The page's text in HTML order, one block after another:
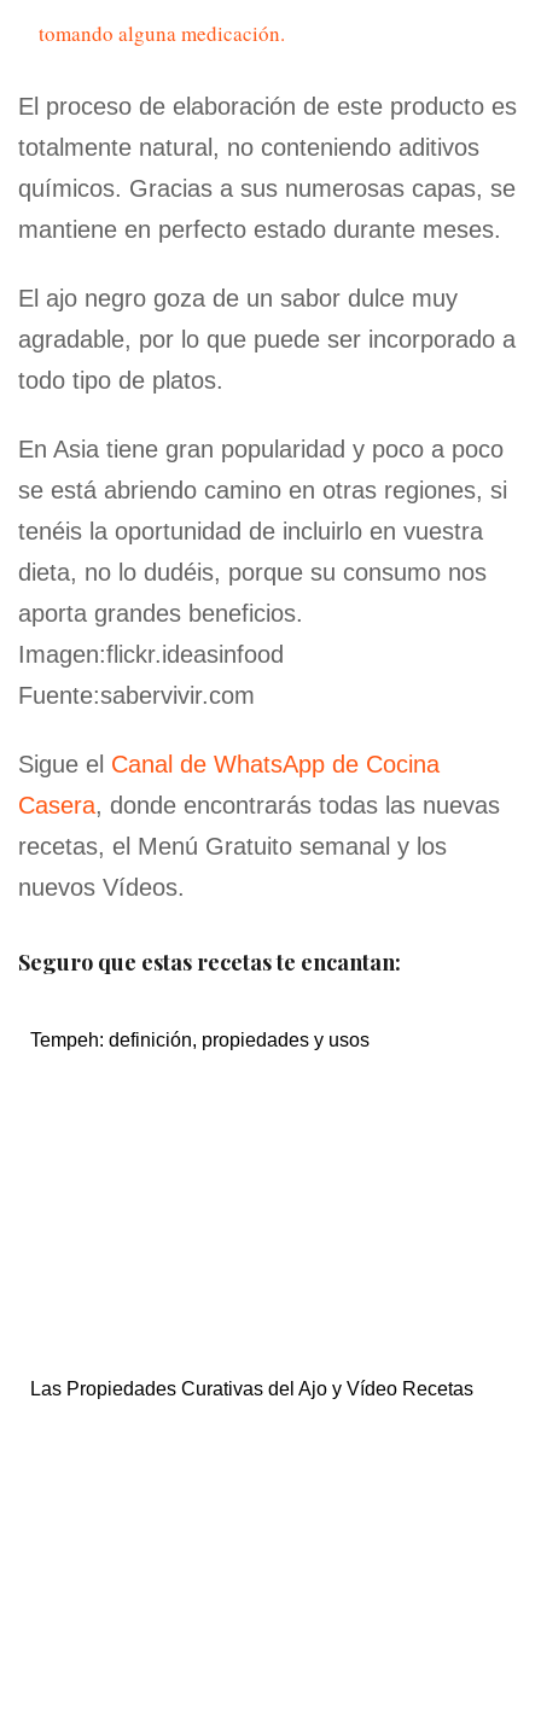
tomando alguna medicación.
El proceso de elaboración de este producto es
totalmente natural, no conteniendo aditivos
químicos. Gracias a sus numerosas capas, se
mantiene en perfecto estado durante meses.
El ajo negro goza de un sabor dulce muy
agradable, por lo que puede ser incorporado a
todo tipo de platos.
En Asia tiene gran popularidad y poco a poco
se está abriendo camino en otras regiones, si
tenéis la oportunidad de incluirlo en vuestra
dieta, no lo dudéis, porque su consumo nos
aporta grandes beneficios.
Imagen:flickr.ideasinfood
Fuente:sabervivir.com
Sigue el Canal de WhatsApp de Cocina
Casera, donde encontrarás todas las nuevas
recetas, el Menú Gratuito semanal y los
nuevos Vídeos.
Seguro que estas recetas te encantan:
Tempeh: definición, propiedades y usos
Las Propiedades Curativas del Ajo y Vídeo Recetas